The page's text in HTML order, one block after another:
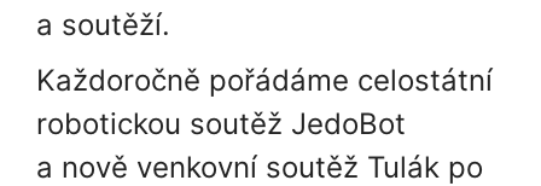
a soutěží.
Každoročně pořádáme celostátní
robotickou soutěž JedoBot
a nově venkovní soutěž Tulák po